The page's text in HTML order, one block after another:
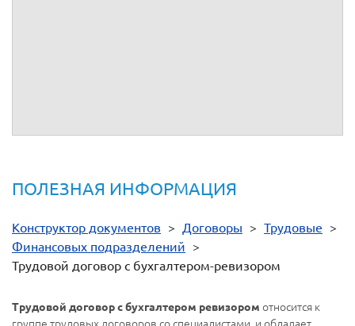
ПОЛЕЗНАЯ ИНФОРМАЦИЯ
Конструктор документов > Договоры > Трудовые >
Финансовых подразделений >
Трудовой договор с бухгалтером-ревизором
Трудовой договор с бухгалтером ревизором относится к